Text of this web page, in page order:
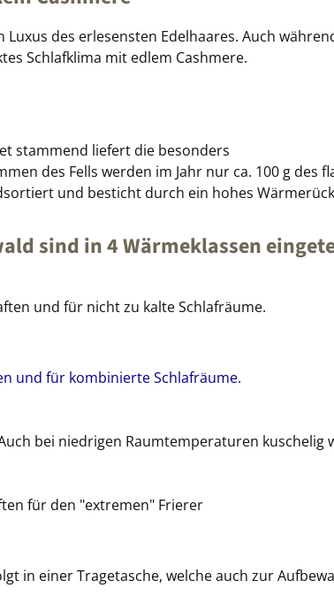
Luxus des erlesensten Edelhaares. Auch
Schlafklima mit edlem Cashmere.
stammend liefert die besonders
des Fells werden im Jahr nur ca. 100 g
und besticht durch ein hohes
sind in 4 Wärmeklassen
und für nicht zu kalte Schlafräume.
und für kombinierte Schlafräume.
bei niedrigen Raumtemperaturen kuschelig
für den "extremen" Frierer
in einer Tragetasche, welche auch zur